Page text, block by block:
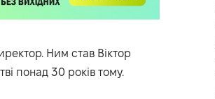
Ним став Віктор
понад 30 років тому.